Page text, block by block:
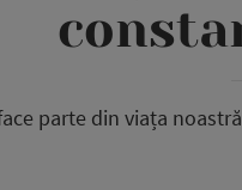
parte din viața